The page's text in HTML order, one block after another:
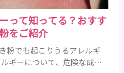
って知ってる？おすす
をご紹介
粉でも起こりうるアレルギ
ギーについて、危険な成分